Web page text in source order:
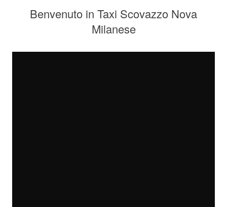
Benvenuto in Taxi Scovazzo Nova
Milanese